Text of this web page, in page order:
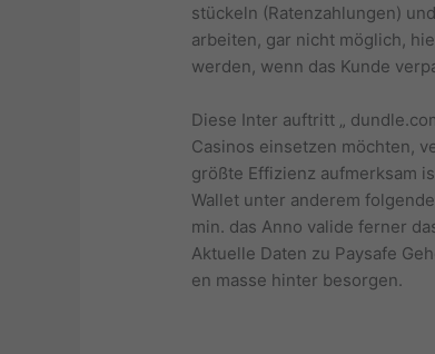
stückeln (Ratenzahlungen)
arbeiten, gar nicht möglich,
werden, wenn das Kunde
Diese Inter auftritt „
Casinos einsetzen möchten,
größte Effizienz aufmerksam
Wallet unter anderem
min. das Anno valide ferner
Aktuelle Daten zu Paysafe
en masse hinter besorgen.